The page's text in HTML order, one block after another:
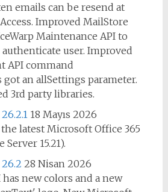
emails can be resend at
Improved MailStore
Maintenance API to
user. Improved
API command
an allSettings parameter.
3rd party libraries.
18 Mayıs 2026
latest Microsoft Office 365
Server 15.21).
28 Nisan 2026
new colors and a new